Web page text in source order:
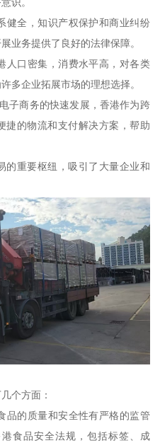
识。
健全，知识产权保护和商业纠纷
业务提供了良好的法律保障。
人口密集，消费水平高，对各类
多企业拓展市场的理想选择。
子商务的快速发展，香港作为跨
捷的物流和支付解决方案，帮助
的重要枢纽，吸引了大量企业和
个方面：
品的质量和安全性有严格的监管
食品安全法规，包括标签、成